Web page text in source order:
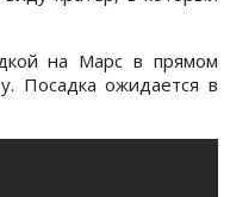
на Марс в прямом
Посадка ожидается в